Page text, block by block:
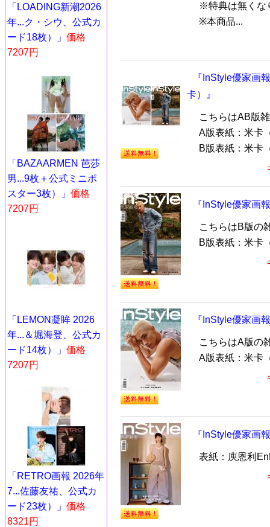
「LOADING新潮2026
年...ク・シウ、公式カ
ード18枚）」 価格
7207円
「BAZAARMEN 芭莎
男...9枚＋公式ミニポ
スター3枚）」 価格
7207円
「LEMON凝眸 2026
年...＆堀海登、公式カ
ード14枚）」 価格
7207円
「RETRO画報 2026年
7...佐藤友祐、公式カ
ード23枚）」 価格
8321円
※特典は無くな
※本商品...
『InStyle優家画
卡）』
こちらはAB版
A版表紙：米卡
B版表紙：米卡
『InStyle優家画
こちらはB版の
B版表紙：米卡
『InStyle優家画
こちらはA版の
A版表紙：米卡
『InStyle優家画
表紙：庾恩利